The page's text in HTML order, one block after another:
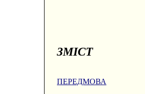
ЗМІСТ
ПЕРЕДМОВА